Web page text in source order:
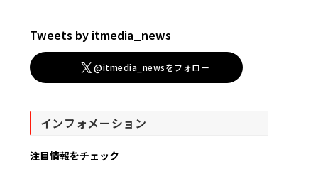
Tweets by itmedia_news
@itmedia_newsをフォロー
インフォメーション
注目情報をチェック